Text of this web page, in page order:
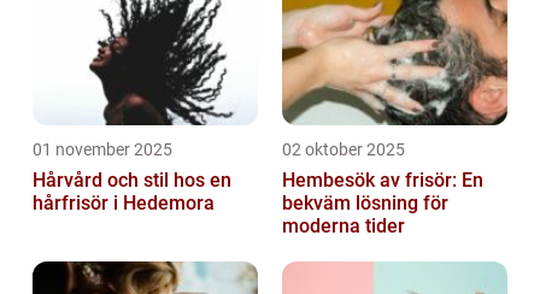
01 november 2025
Hårvård och stil hos en
hårfrisör i Hedemora
02 oktober 2025
Hembesök av frisör: En
bekväm lösning för
moderna tider